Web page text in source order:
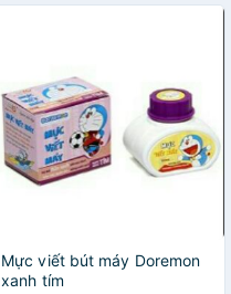
Mực viết bút máy Doremon
xanh tím